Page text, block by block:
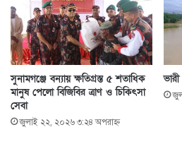
সুনামগঞ্জে বন্যায় ক্ষতিগ্রস্ত ৫ শতাধিক
মানুষ পেলো বিজিবির ত্রাণ ও চিকিৎসা
সেবা
জুলাই ২২, ২০২৬ ৩:২৪ অপরাহ্ণ